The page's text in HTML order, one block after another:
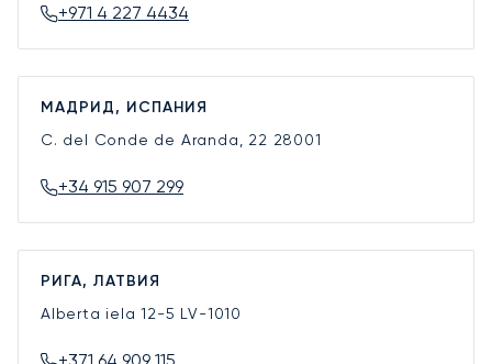
+971 4 227 4434
МАДРИД, ИСПАНИЯ
C. del Conde de Aranda, 22 28001
+34 915 907 299
РИГА, ЛАТВИЯ
Alberta iela 12-5 LV-1010
+371 64 909 115